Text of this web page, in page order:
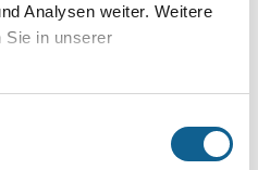
Analysen weiter. Weitere
Sie in unserer
Veräußerungsanzeige
in der E-Akte bei